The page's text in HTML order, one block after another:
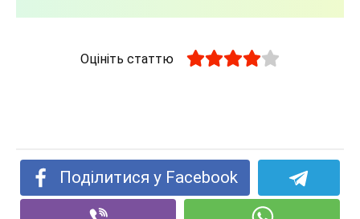
Оцініть статтю
Поділитися у Facebook